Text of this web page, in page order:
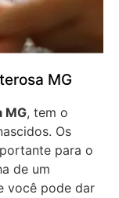
MG
MG, tem o
Os
para o
de um
você pode dar